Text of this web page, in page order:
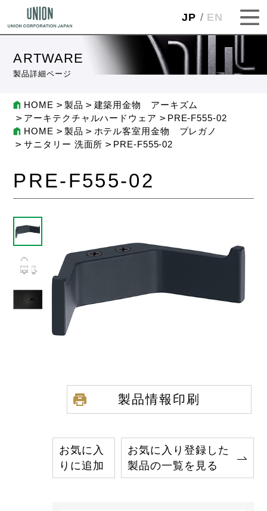
JP EN
ARTWARE
製品詳細ページ
HOME 製品
建築用金物 アーキズム
アーキテクチャルハードウェア
PRE-F555-02
HOME
製品
ホテル客室用金物 プレガノ
サニタリー 洗面所
PRE-F555-02
PRE-F555-02
製品情報印刷
お気に入
りに追加
お気に入り登録した
製品の一覧を見る